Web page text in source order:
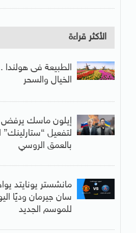
الأكثر قراءة
الطبيعة فى
الخيال والسحر
إيلون ماسك يرفض
لتفعيل
بالعمق الروسي
مانشستر يونايتد
سان جيرمان وديًا
للموسم الجديد